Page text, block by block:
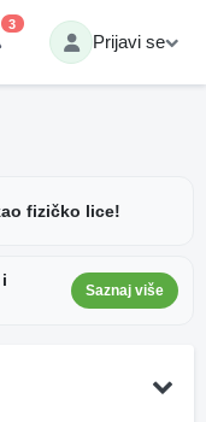
3
Prijavi se
fizičko lice!
Saznaj više